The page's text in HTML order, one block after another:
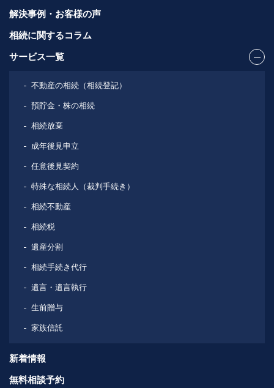
解決事例・お客様の声
相続に関するコラム
サービス一覧
不動産の相続（相続登記）
預貯金・株の相続
相続放棄
成年後見申立
任意後見契約
特殊な相続人（裁判手続き）
相続不動産
相続税
遺産分割
相続手続き代行
遺言・遺言執行
生前贈与
家族信託
新着情報
無料相談予約